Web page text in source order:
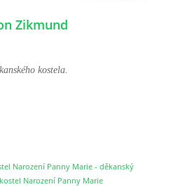
Zikmund
kostela.
Narození Panny Marie - děkanský
Narození Panny Marie